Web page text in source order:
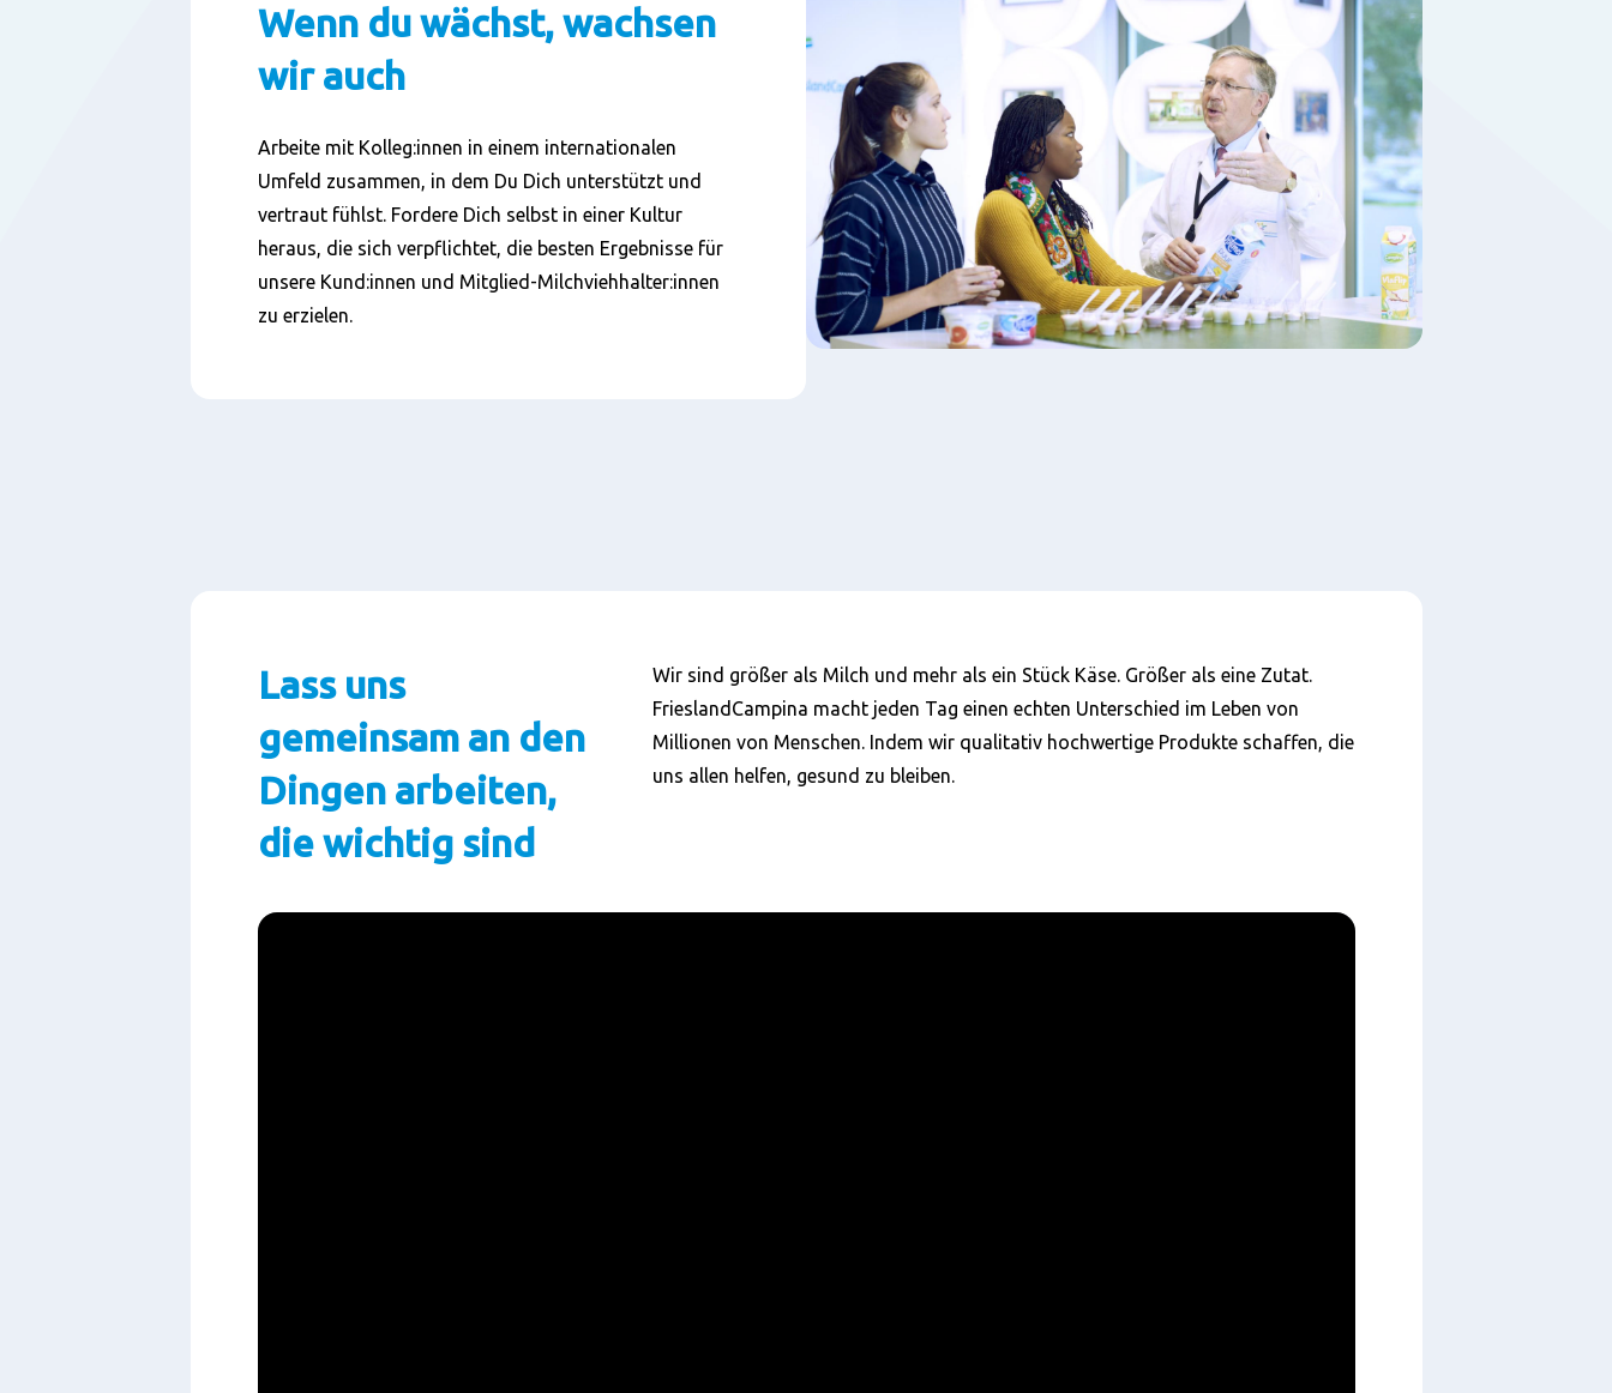
Wenn du wächst, wachsen
wir auch
Arbeite mit Kolleg:innen in einem internationalen
Umfeld zusammen, in dem Du Dich unterstützt und
vertraut fühlst. Fordere Dich selbst in einer Kultur
heraus, die sich verpflichtet, die besten Ergebnisse für
unsere Kund:innen und Mitglied-Milchviehhalter:innen
zu erzielen.
Lass uns
gemeinsam an den
Dingen arbeiten,
die wichtig sind
Wir sind größer als Milch und mehr als ein Stück Käse. Größer als eine Zutat.
FrieslandCampina macht jeden Tag einen echten Unterschied im Leben von
Millionen von Menschen. Indem wir qualitativ hochwertige Produkte schaffen, die
uns allen helfen, gesund zu bleiben.